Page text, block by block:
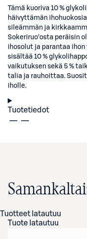
Tämä kuoriva 10 %
häivyttämän
sileämmän ja
Sokeriruo’osta peräisin
ihosolut ja parantaa
sisältää 10 %
vaikutuksen sekä 5 %
talia ja rauhoittaa.
iholle.
Tuotetiedot
Tuotteet latautuu
Tuote latautuu